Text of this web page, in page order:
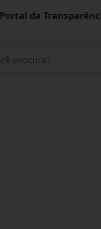
Portal da